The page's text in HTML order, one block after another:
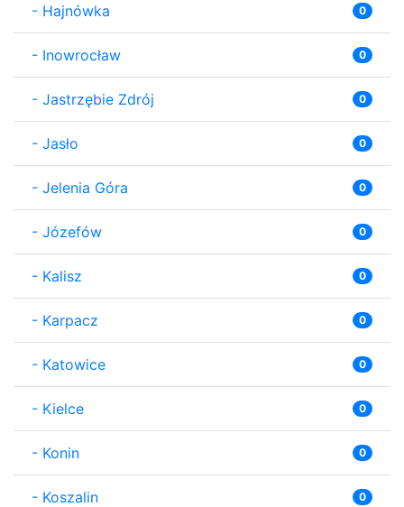
- Hajnówka 0
- Inowrocław 0
- Jastrzębie Zdrój 0
- Jasło 0
- Jelenia Góra 0
- Józefów 0
- Kalisz 0
- Karpacz 0
- Katowice 0
- Kielce 0
- Konin 0
- Koszalin 0